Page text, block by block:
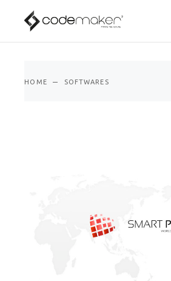
HOME SOFTWARES